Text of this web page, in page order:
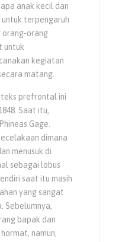
anak kecil dan
terpengaruh
orang-orang
untuk
kegiatan
matang.
prefrontal ini
Saat itu,
Gage.
dimana
menusuk di
sebagai lobus
saat itu masih
yang sangat
Sebelumnya,
bapak dan
namun,